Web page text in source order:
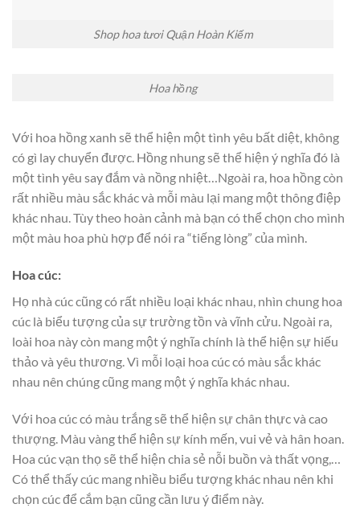
Shop hoa tươi Quận Hoàn Kiếm
Hoa hồng
Với hoa hồng xanh sẽ thể hiện một tình yêu bất diệt, không
có gì lay chuyển được. Hồng nhung sẽ thể hiện ý nghĩa đó là
một tình yêu say đắm và nồng nhiệt…Ngoài ra, hoa hồng còn
rất nhiều màu sắc khác và mỗi màu lại mang một thông điệp
khác nhau. Tùy theo hoàn cảnh mà bạn có thể chọn cho mình
một màu hoa phù hợp để nói ra “tiếng lòng” của mình.
Hoa cúc:
Họ nhà cúc cũng có rất nhiều loại khác nhau, nhìn chung hoa
cúc là biểu tượng của sự trường tồn và vĩnh cửu. Ngoài ra,
loài hoa này còn mang một ý nghĩa chính là thể hiện sự hiếu
thảo và yêu thương. Vì mỗi loại hoa cúc có màu sắc khác
nhau nên chúng cũng mang một ý nghĩa khác nhau.
Với hoa cúc có màu trắng sẽ thể hiện sự chân thực và cao
thượng. Màu vàng thể hiện sự kính mến, vui vẻ và hân hoan.
Hoa cúc vạn thọ sẽ thể hiện chia sẻ nỗi buồn và thất vọng,…
Có thể thấy cúc mang nhiều biểu tượng khác nhau nên khi
chọn cúc để cắm bạn cũng cần lưu ý điểm này.